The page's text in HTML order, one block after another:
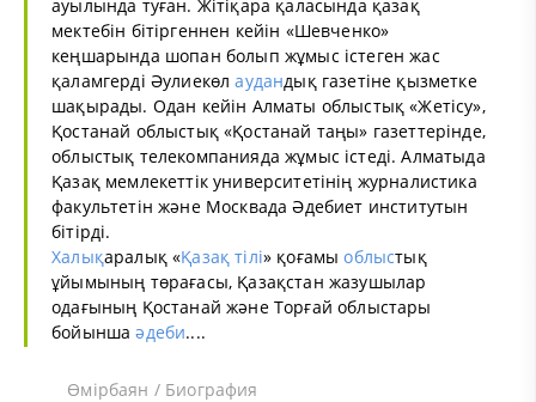
ауылында туған. Жітіқара қаласында қазақ
мектебін бітіргеннен кейін «Шевченко»
кеңшарында шопан болып жұмыс істеген жас
қаламгерді Әулиекөлаудандық газетіне қызметке
шақырады. Одан кейін Алматы облыстық «Жетісу»,
Қостанай облыстық «Қостанай таңы» газеттерінде,
облыстық телекомпанияда жұмыс істеді. Алматыда
Қазақ мемлекеттік университетінің журналистика
факультетін және Москвада Әдебиет институтын
бітірді.
Халықаралық «Қазақ тілі» қоғамыоблыстық
ұйымының төрағасы, Қазақстан жазушылар
одағының Қостанай және Торғай облыстары
бойыншаәдеби....
Өмірбаян / Биография